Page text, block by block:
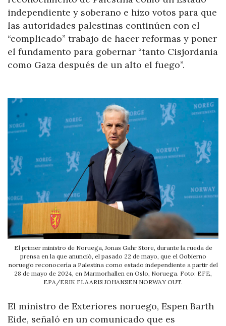
independiente y soberano e hizo votos para que
las autoridades palestinas continúen con el
“complicado” trabajo de hacer reformas y poner
el fundamento para gobernar “tanto Cisjordania
como Gaza después de un alto el fuego”.
El primer ministro de Noruega, Jonas Gahr Store, durante la rueda de
prensa en la que anunció, el pasado 22 de mayo, que el Gobierno
noruego reconocería a Palestina como estado independiente a partir del
28 de mayo de 2024, en Marmorhallen en Oslo, Noruega. Foto: EFE,
EPA/ERIK FLAARIS JOHANSEN NORWAY OUT.
El ministro de Exteriores noruego, Espen Barth
Eide, señaló en un comunicado que es